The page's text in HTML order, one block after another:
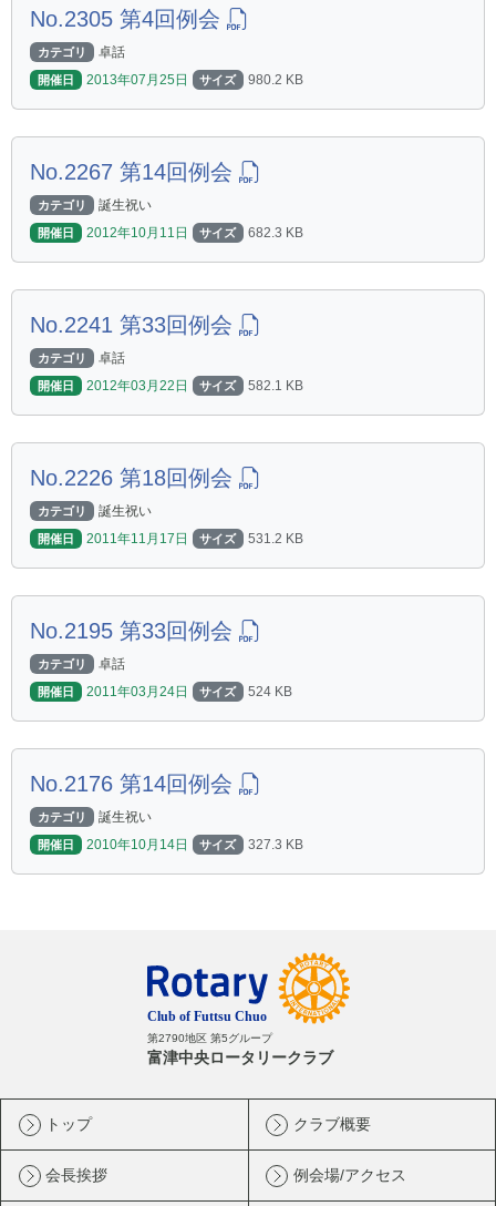
No.2305 第4回例会
カテゴリ 卓話
開催日 2013年07月25日 サイズ 980.2 KB
No.2267 第14回例会
カテゴリ 誕生祝い
開催日 2012年10月11日 サイズ 682.3 KB
No.2241 第33回例会
カテゴリ 卓話
開催日 2012年03月22日 サイズ 582.1 KB
No.2226 第18回例会
カテゴリ 誕生祝い
開催日 2011年11月17日 サイズ 531.2 KB
No.2195 第33回例会
カテゴリ 卓話
開催日 2011年03月24日 サイズ 524 KB
No.2176 第14回例会
カテゴリ 誕生祝い
開催日 2010年10月14日 サイズ 327.3 KB
第2790地区 第5グループ
富津中央ロータリークラブ
トップ クラブ概要
会長挨拶 例会場/アクセス